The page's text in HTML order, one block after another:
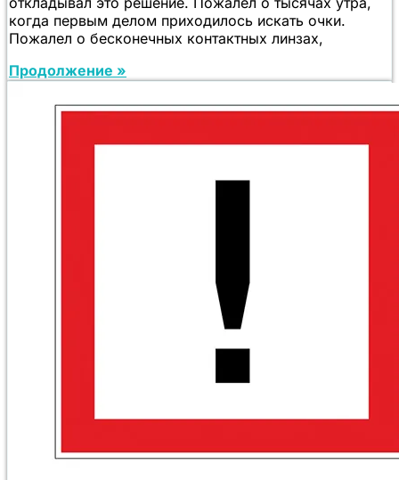
когда первым делом приходилось искать очки.
Пожалел о бесконечных контактных линзах,
Продолжение »